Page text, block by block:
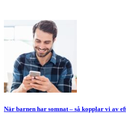
När barnen har somnat – så kopplar vi av